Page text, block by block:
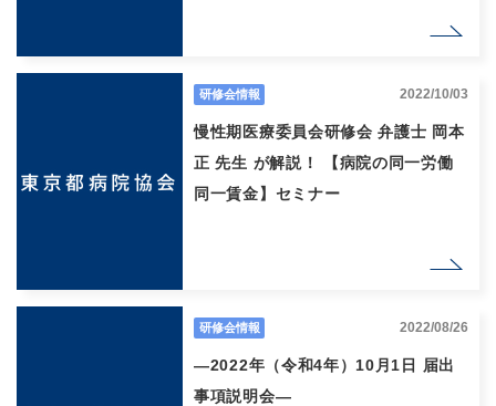
研修会情報 2022/10/03
慢性期医療委員会研修会 弁護士 岡本
正 先生 が解説！ 【病院の同一労働
同一賃金】セミナー
研修会情報 2022/08/26
―2022年（令和4年）10月1日 届出
事項説明会―